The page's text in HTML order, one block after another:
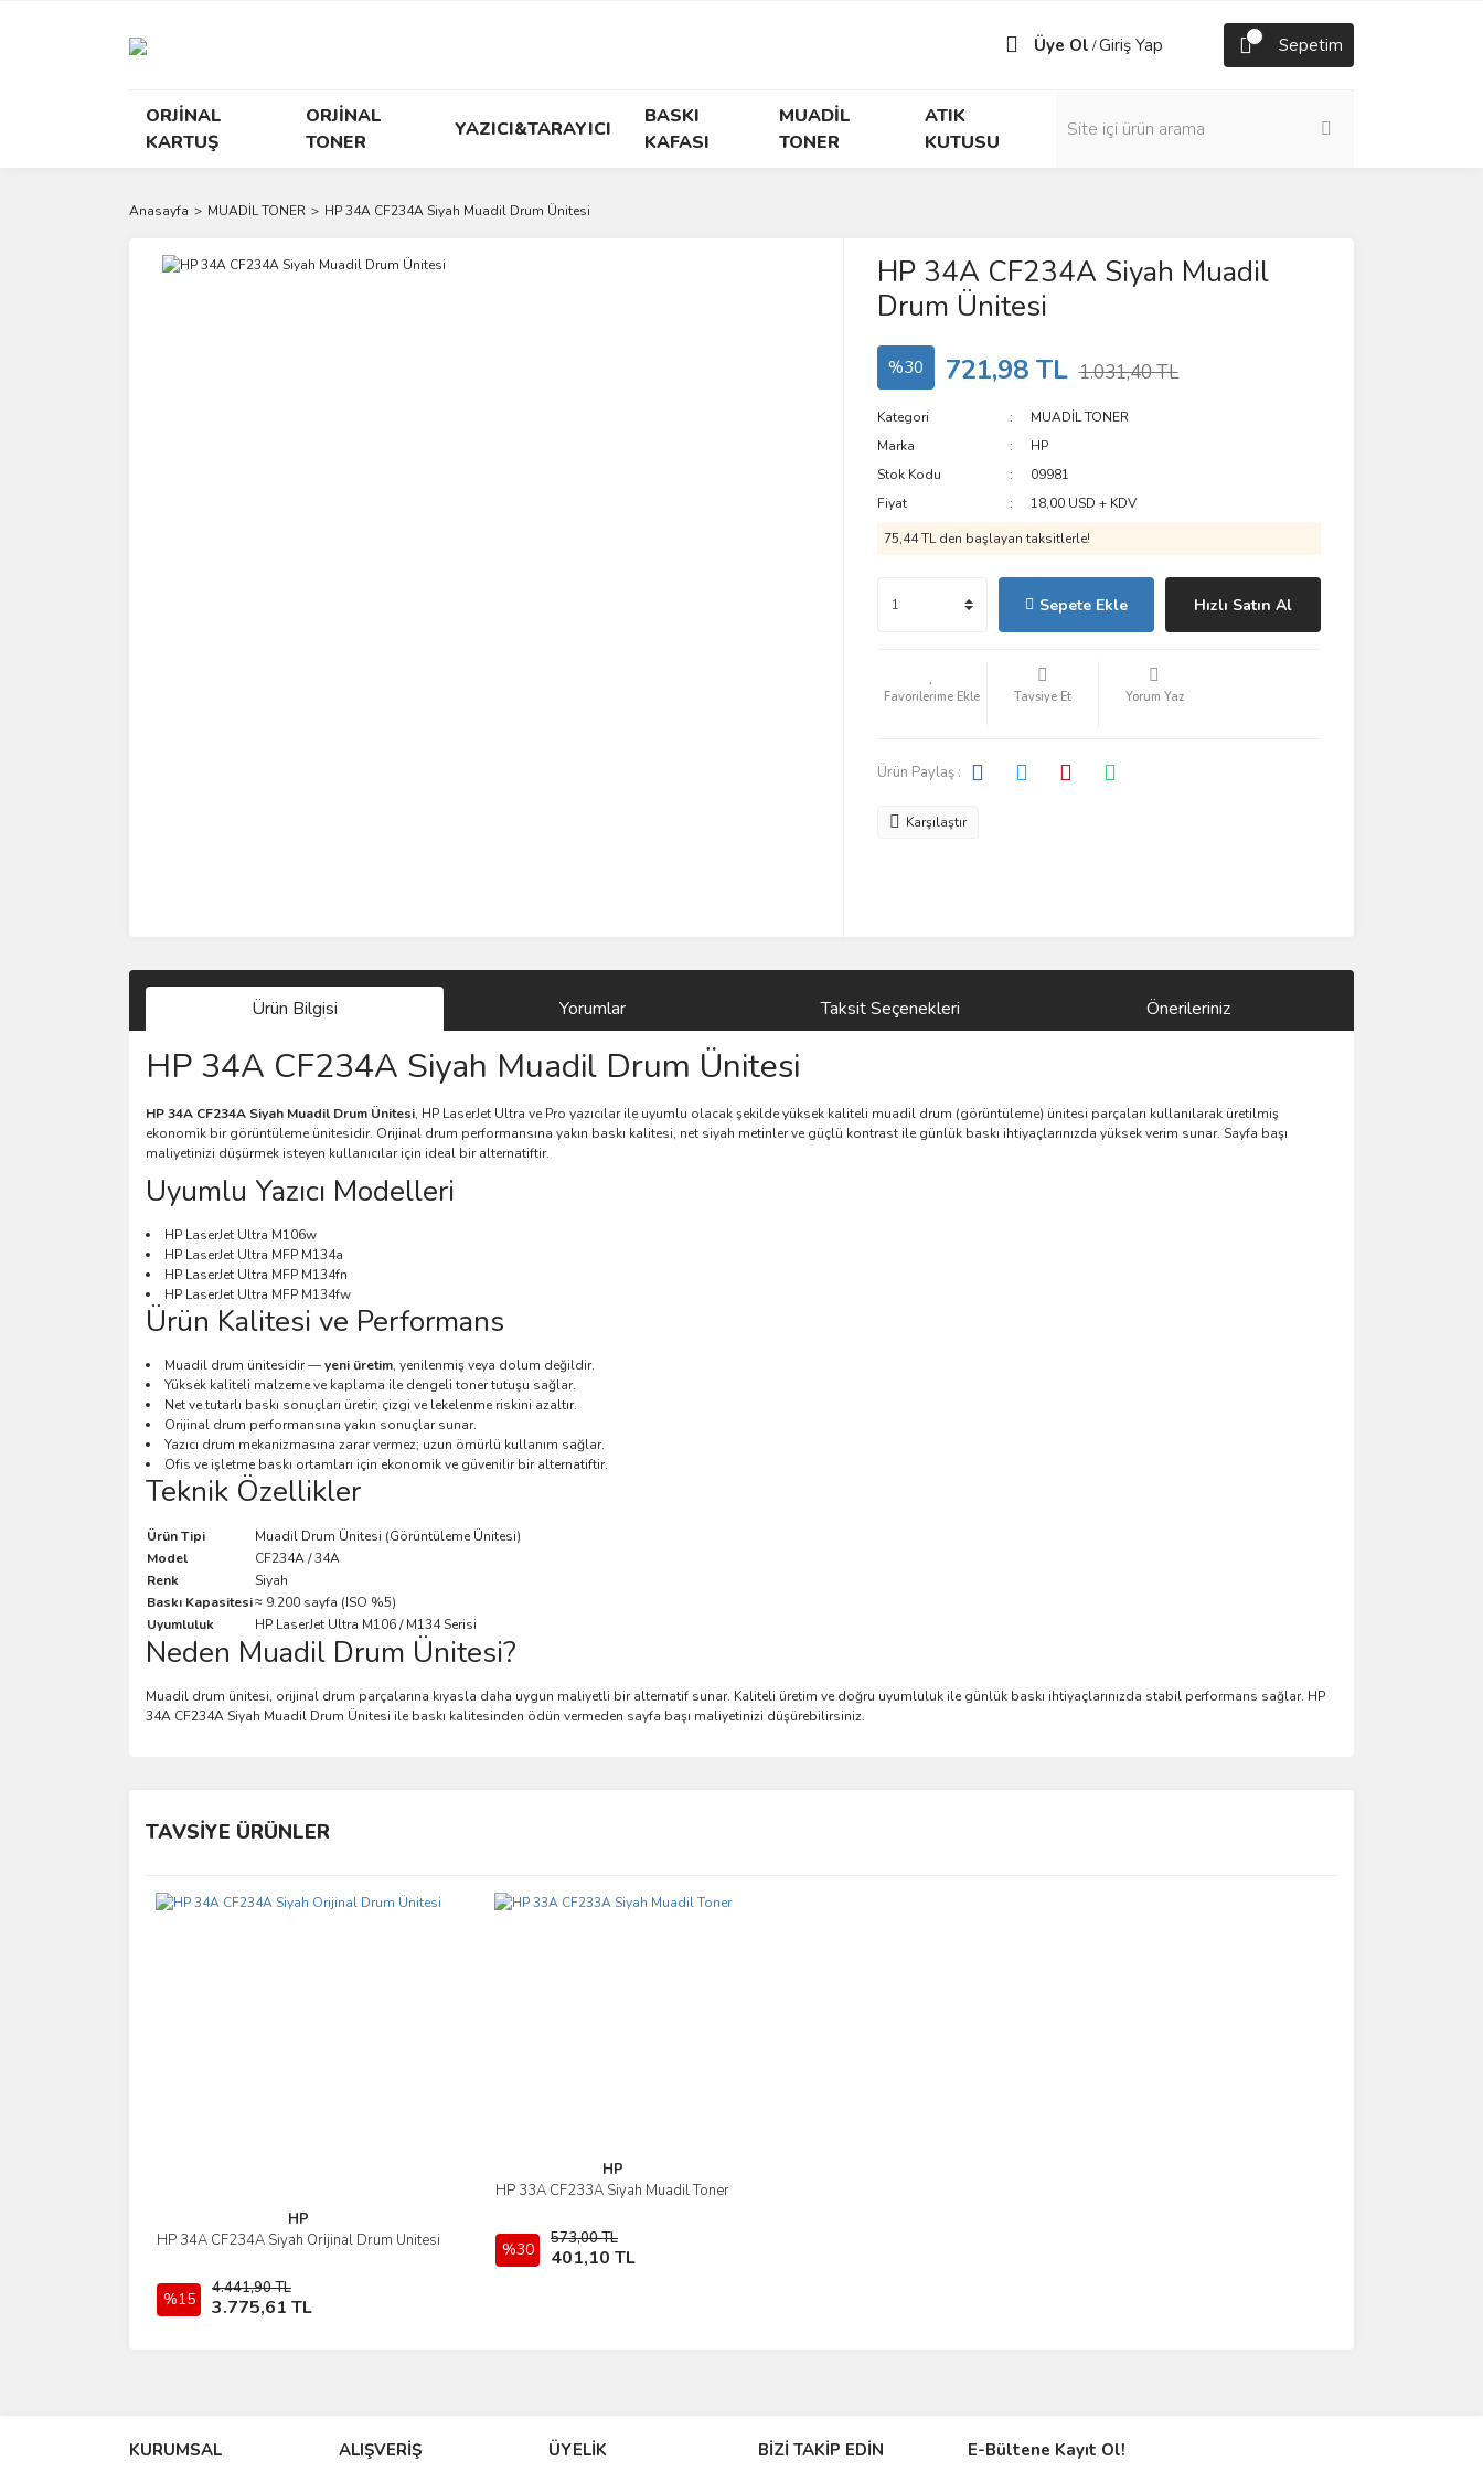
Üye Ol /Giriş Yap Sepetim
ORJİNAL
KARTUŞ
ORJİNAL
TONER
YAZICI&TARAYICI
BASKI
KAFASI
MUADİL
TONER
ATIK
KUTUSU
Anasayfa MUADİL TONER HP 34A CF234A Siyah Muadil Drum Ünitesi
HP 34A CF234A Siyah Muadil
Drum Ünitesi
%30 721,98 TL 1.031,40 TL
Kategori
MUADİL TONER
Marka
HP
Stok Kodu
09981
Fiyat
18,00 USD + KDV
75,44 TL den başlayan taksitlerle!
Sepete Ekle Hızlı Satın Al
Tavsiye Et Yorum Yaz
Ürün Paylaş :
Karşılaştır
Ürün Bilgisi Yorumlar Taksit Seçenekleri Önerileriniz
HP 34A CF234A Siyah Muadil Drum Ünitesi
HP 34A CF234A Siyah Muadil Drum Ünitesi, HP LaserJet Ultra ve Pro yazıcılar ile uyumlu olacak şekilde yüksek kaliteli muadil drum (görüntüleme) ünitesi parçaları kullanılarak üretilmiş
ekonomik bir görüntüleme ünitesidir. Orijinal drum performansına yakın baskı kalitesi, net siyah metinler ve güçlü kontrast ile günlük baskı ihtiyaçlarınızda yüksek verim sunar. Sayfa başı
maliyetinizi düşürmek isteyen kullanıcılar için ideal bir alternatiftir.
Uyumlu Yazıcı Modelleri
HP LaserJet Ultra M106w
HP LaserJet Ultra MFP M134a
HP LaserJet Ultra MFP M134fn
HP LaserJet Ultra MFP M134fw
Ürün Kalitesi ve Performans
Muadil drum ünitesidir —yeni üretim, yenilenmiş veya dolum değildir.
Yüksek kaliteli malzeme ve kaplama ile dengeli toner tutuşu sağlar.
Net ve tutarlı baskı sonuçları üretir; çizgi ve lekelenme riskini azaltır.
Orijinal drum performansına yakın sonuçlar sunar.
Yazıcı drum mekanizmasına zarar vermez; uzun ömürlü kullanım sağlar.
Ofis ve işletme baskı ortamları için ekonomik ve güvenilir bir alternatiftir.
Teknik Özellikler
Ürün Tipi
Muadil Drum Ünitesi (Görüntüleme Ünitesi)
Model
CF234A / 34A
Renk
Siyah
Baskı Kapasitesi≈ 9.200 sayfa (ISO %5)
Uyumluluk
HP LaserJet Ultra M106 / M134 Serisi
Neden Muadil Drum Ünitesi?
Muadil drum ünitesi, orijinal drum parçalarına kıyasla daha uygun maliyetli bir alternatif sunar. Kaliteli üretim ve doğru uyumluluk ile günlük baskı ihtiyaçlarınızda stabil performans sağlar. HP
34A CF234A Siyah Muadil Drum Ünitesi ile baskı kalitesinden ödün vermeden sayfa başı maliyetinizi düşürebilirsiniz.
TAVSİYE ÜRÜNLER
HP
HP 34A CF234A Siyah Orijinal Drum Ünitesi
%15
4.441,90 TL
3.775,61 TL
İncele
Sepete Ekle
HP
HP 33A CF233A Siyah Muadil Toner
%30
573,00 TL
401,10 TL
İncele
Sepete Ekle
KURUMSAL ALIŞVERİŞ ÜYELİK BİZİ TAKİP EDİN E-Bültene Kayıt Ol!